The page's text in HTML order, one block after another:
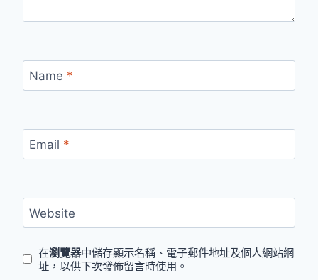
Name *
Email *
Website
在瀏覽器中儲存顯示名稱、電子郵件地址及個人網站網
址，以供下次發佈留言時使用。